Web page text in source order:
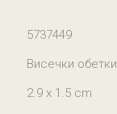
5737449
Висечки обетки
2.9 x 1.5 cm